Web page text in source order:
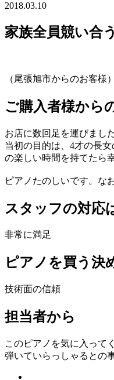
2018.03.10
家族全員競い合
（尾張旭市からのお客様）
ご購入者様から
お店に数回足を運びまし
当初の目的は、4才の長
の楽しい時間を持てたら
ピアノたのしいです。な
スタッフの対応
非常に満足
ピアノを買う決
技術面の信頼
担当者から
このピアノを気に入って
弾いていらっしゃるとの